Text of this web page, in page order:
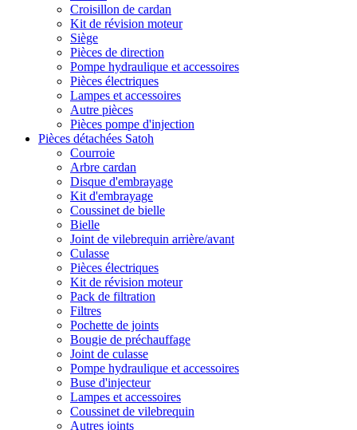
Croisillon de cardan
Kit de révision moteur
Siège
Pièces de direction
Pompe hydraulique et accessoires
Pièces électriques
Lampes et accessoires
Autre pièces
Pièces pompe d'injection
Pièces détachées Satoh
Courroie
Arbre cardan
Disque d'embrayage
Kit d'embrayage
Coussinet de bielle
Bielle
Joint de vilebrequin arrière/avant
Culasse
Pièces électriques
Kit de révision moteur
Pack de filtration
Filtres
Pochette de joints
Bougie de préchauffage
Joint de culasse
Pompe hydraulique et accessoires
Buse d'injecteur
Lampes et accessoires
Coussinet de vilebrequin
Autres joints